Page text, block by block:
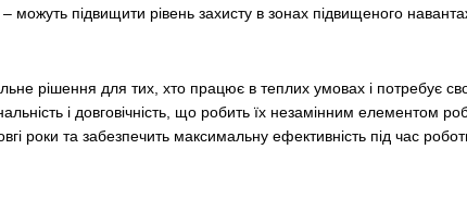
– можуть підвищити рівень захисту в зонах підвищеного
рішення для тих, хто працює в теплих умовах і потребує
і довговічність, що робить їх незамінним елементом
роки та забезпечить максимальну ефективність під час